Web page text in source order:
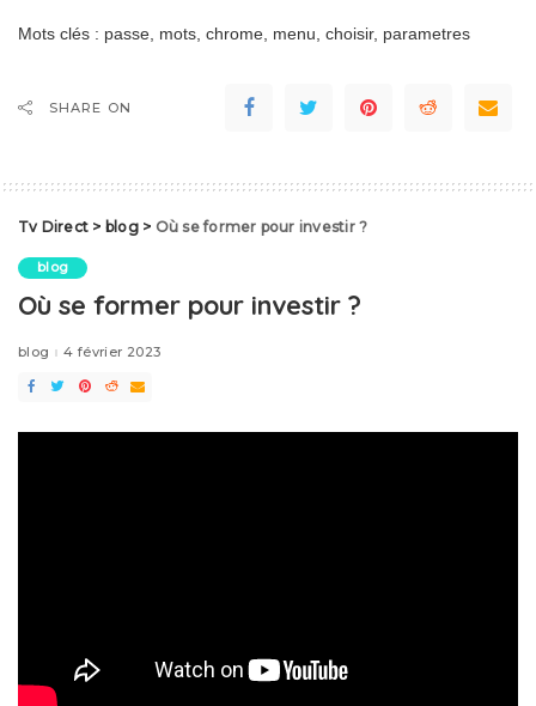
Mots clés : passe, mots, chrome, menu, choisir, parametres
SHARE ON
Tv Direct > blog> Où se former pour investir ?
blog
Où se former pour investir ?
blog 4 février 2023